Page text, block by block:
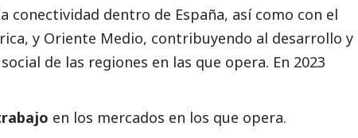
conectividad dentro de España, así como con el
y Oriente Medio, contribuyendo al desarrollo y
social de las regiones en las que opera. En 2023
en los mercados en los que opera.